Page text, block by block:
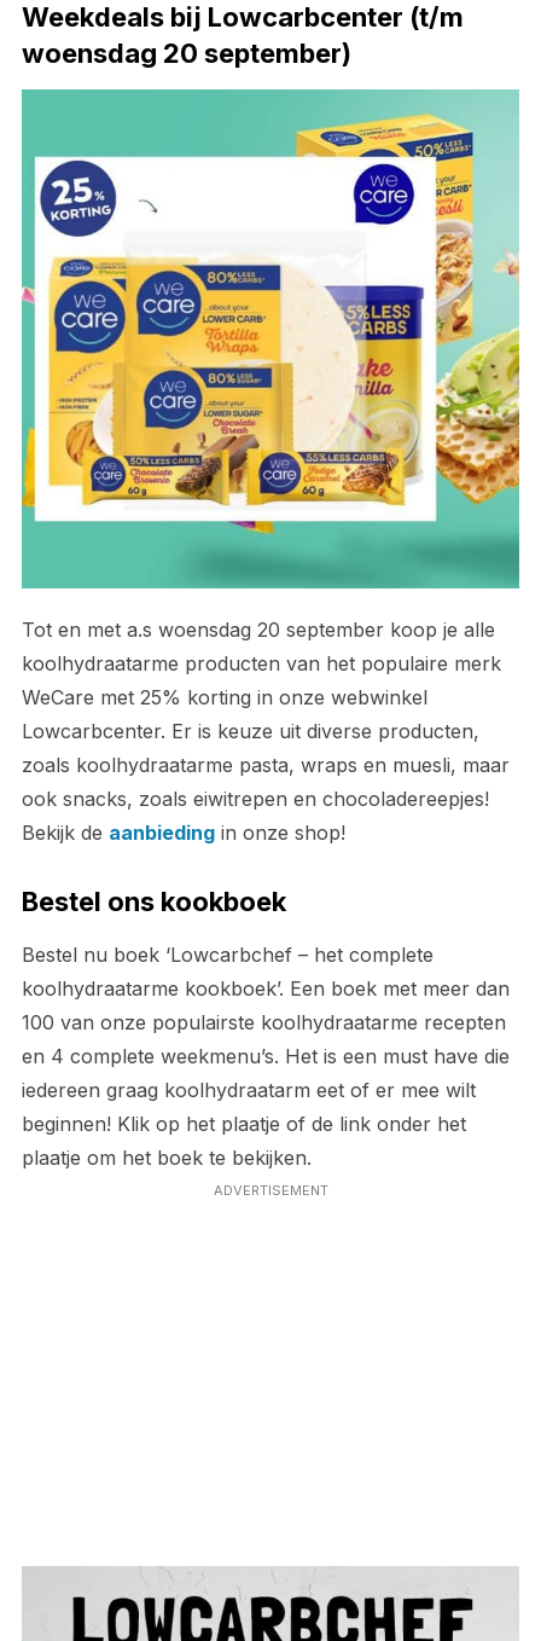
Weekdeals bij Lowcarbcenter (t/m
woensdag 20 september)
Tot en met a.s woensdag 20 september koop je alle
koolhydraatarme producten van het populaire merk
WeCare met 25% korting in onze webwinkel
Lowcarbcenter. Er is keuze uit diverse producten,
zoals koolhydraatarme pasta, wraps en muesli, maar
ook snacks, zoals eiwitrepen en chocoladereepjes!
Bekijk de aanbiedingin onze shop!
Bestel ons kookboek
Bestel nu boek ‘Lowcarbchef – het complete
koolhydraatarme kookboek’. Een boek met meer dan
100 van onze populairste koolhydraatarme recepten
en 4 complete weekmenu’s. Het is een must have die
iedereen graag koolhydraatarm eet of er mee wilt
beginnen! Klik op het plaatje of de link onder het
plaatje om het boek te bekijken.
ADVERTISEMENT